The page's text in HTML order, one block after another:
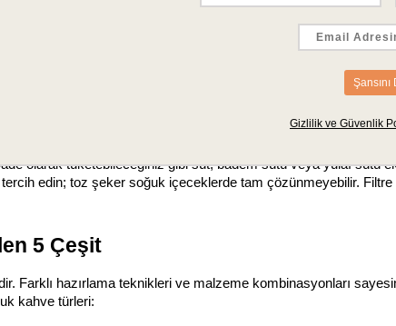
oldukça tercih edilen bir yöntemdir. Özellikle daha az yoğun
kahvenizi demleyin. Demleme tamamlandıktan sonra kahveyi
iyice soğutun; soğuk filtre kahve, buzla temas ettiğinde
olarak tüketebileceğiniz gibi süt, badem sütü veya yulaf sütü
edin; toz şeker soğuk içeceklerde tam çözünmeyebilir. Filtre
5 Çeşit
Farklı hazırlama teknikleri ve malzeme kombinasyonları
kahve türleri: